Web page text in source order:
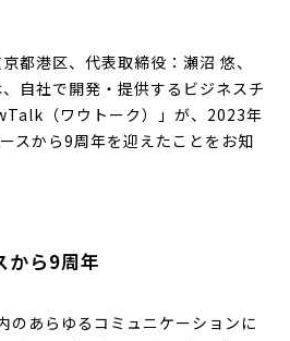
都港区、代表取締役：瀬沼 悠、
自社で開発・提供するビジネスチ
（ワウトーク）」が、2023年
スから9周年を迎えたことをお知
から9周年
のあらゆるコミュニケーションに